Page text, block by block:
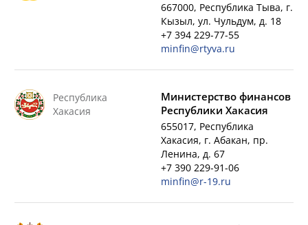
667000, Республика Тыва, г.
Кызыл, ул. Чульдум, д. 18
+7 394 229-77-55
minfin@rtyva.ru
Республика
Хакасия
Министерство финансов
Республики Хакасия
655017, Республика
Хакасия, г. Абакан, пр.
Ленина, д. 67
+7 390 229-91-06
minfin@r-19.ru